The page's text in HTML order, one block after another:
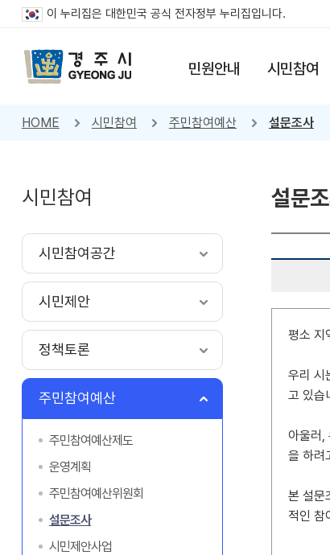
이 누리집은 대한민국 공식 전자정부 누리집입니다.
민원안내 시민참여
HOME 시민참여 주민참여예산 설문조사
시민참여
시민참여공간
시민제안
정책토론
주민참여예산
주민참여예산제도
운영계획
주민참여예산위원회
설문조사
시민제안사업
설문
평소 지
우리 시
고 있습
아울러,
을 하려
본 설문
적인 참